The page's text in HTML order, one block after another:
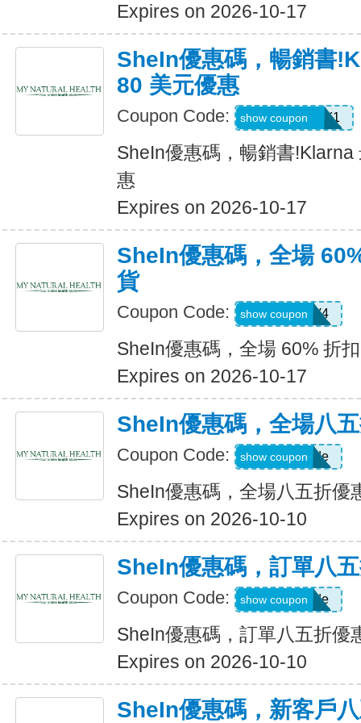
Expires on 2026-10-17
SheIn優惠碼，暢銷書
80 美元優惠
Coupon Code: KLARNAJULY1
show coupon
SheIn優惠碼，暢銷書
惠
Expires on 2026-10-17
SheIn優惠碼，全場
貨
Coupon Code: LS8V4
show coupon
SheIn優惠碼，全場 60% 折
Expires on 2026-10-17
SheIn優惠碼，全場八
Coupon Code: Show Code
show coupon
SheIn優惠碼，全場八五折優
Expires on 2026-10-10
SheIn優惠碼，訂單八
Coupon Code: Show Code
show coupon
SheIn優惠碼，訂單八五折優
Expires on 2026-10-10
SheIn優惠碼，新客戶